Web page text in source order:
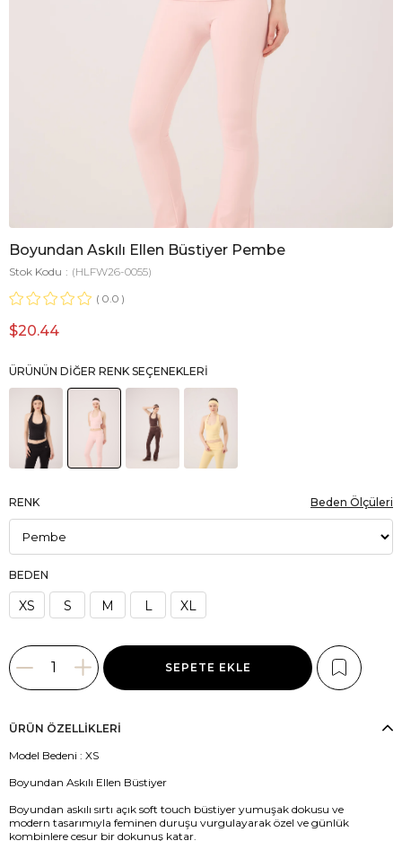
Boyundan Askılı Ellen Büstiyer Pembe
Stok Kodu
(HLFW26-0055)
0.0
$20.44
ÜRÜNÜN DIĞER RENK SEÇENEKLERI
RENK
BEDEN
XS S M L XL
Beden Ölçüleri
ÜRÜN ÖZELLIKLERI
Model Bedeni : XS
Boyundan Askılı Ellen Büstiyer
Boyundan askılı sırtı açık soft touch büstiyer yumuşak dokusu ve
modern tasarımıyla feminen duruşu vurgulayarak özel ve günlük
kombinlere cesur bir dokunuş katar.